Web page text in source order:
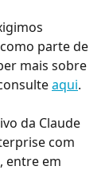
parte de
mais sobre
aqui.
da Claude
com
entre em